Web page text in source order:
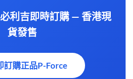
利吉即時訂購 — 香港現
貨發售
訂購正品P-Force